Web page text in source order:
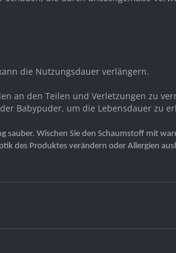
die Nutzungsdauer verlängern.
an den Teilen und Verletzungen zu
Babypuder, um die Lebensdauer zu
Wischen Sie den Schaumstoff mit
des Produktes verändern oder Allergien